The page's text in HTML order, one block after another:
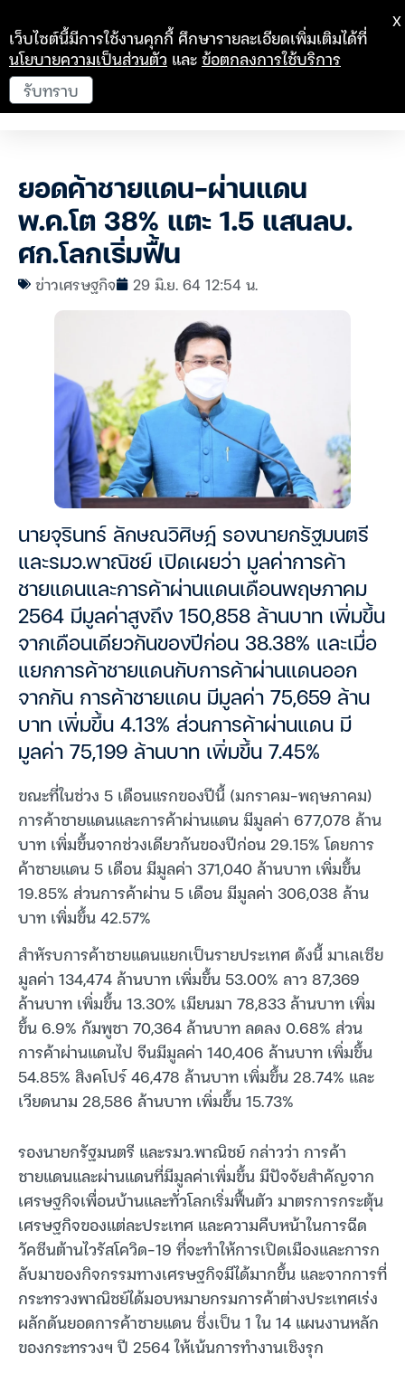
ยอดค้าชายแดน-ผ่านแดน
พ.ค.โต 38% แตะ 1.5 แสนลบ.
ศก.โลกเริ่มฟื้น
ข่าวเศรษฐกิจ 29 มิ.ย. 64 12:54 น.
นายจุรินทร์ ลักษณวิศิษฎ์ รองนายกรัฐมนตรี
และรมว.พาณิชย์ เปิดเผยว่า มูลค่าการค้า
ชายแดนและการค้าผ่านแดนเดือนพฤษภาคม
2564 มีมูลค่าสูงถึง 150,858 ล้านบาท เพิ่มขึ้น
จากเดือนเดียวกันของปีก่อน 38.38% และเมื่อ
แยกการค้าชายแดนกับการค้าผ่านแดนออก
จากกัน การค้าชายแดน มีมูลค่า 75,659 ล้าน
บาท เพิ่มขึ้น 4.13% ส่วนการค้าผ่านแดน มี
มูลค่า 75,199 ล้านบาท เพิ่มขึ้น 7.45%
ขณะที่ในช่วง 5 เดือนแรกของปีนี้ (มกราคม-พฤษภาคม)
การค้าชายแดนและการค้าผ่านแดน มีมูลค่า 677,078 ล้าน
บาท เพิ่มขึ้นจากช่วงเดียวกันของปีก่อน 29.15% โดยการ
ค้าชายแดน 5 เดือน มีมูลค่า 371,040 ล้านบาท เพิ่มขึ้น
19.85% ส่วนการค้าผ่าน 5 เดือน มีมูลค่า 306,038 ล้าน
บาท เพิ่มขึ้น 42.57%
สำหัรบการค้าชายแดนแยกเป็นรายประเทศ ดังนี้ มาเลเซีย
มูลค่า 134,474 ล้านบาท เพิ่มขึ้น 53.00% ลาว 87,369
ล้านบาท เพิ่มขึ้น 13.30% เมียนมา 78,833 ล้านบาท เพิ่ม
ขึ้น 6.9% กัมพูชา 70,364 ล้านบาท ลดลง 0.68% ส่วน
การค้าผ่านแดนไป จีนมีมูลค่า 140,406 ล้านบาท เพิ่มขึ้น
54.85% สิงคโปร์ 46,478 ล้านบาท เพิ่มขึ้น 28.74% และ
เวียดนาม 28,586 ล้านบาท เพิ่มขึ้น 15.73%
รองนายกรัฐมนตรี และรมว.พาณิชย์ กล่าวว่า การค้า
ชายแดนและผ่านแดนที่มีมูลค่าเพิ่มขึ้น มีปัจจัยสำคัญจาก
เศรษฐกิจเพื่อนบ้านและทั่วโลกเริ่มฟื้นตัว มาตรการกระตุ้น
เศรษฐกิจของแต่ละประเทศ และความคืบหน้าในการฉีด
วัคซีนต้านไวรัสโควิด-19 ที่จะทำให้การเปิดเมืองและการก
ลับมาของกิจกรรมทางเศรษฐกิจมีได้มากขึ้น และจากการที่
กระทรวงพาณิชย์ได้มอบหมายกรมการค้าต่างประเทศเร่ง
ผลักดันยอดการค้าชายแดน ซึ่งเป็น 1 ใน 14 แผนงานหลัก
ของกระทรวงฯ ปี 2564 ให้เน้นการทำงานเชิงรุก
เว็บไซต์นี้มีการใช้งานคุกกี้ ศึกษารายละเอียดเพิ่มเติมได้ที่
นโยบายความเป็นส่วนตัว และข้อตกลงการใช้บริการ
รับทราบ
X